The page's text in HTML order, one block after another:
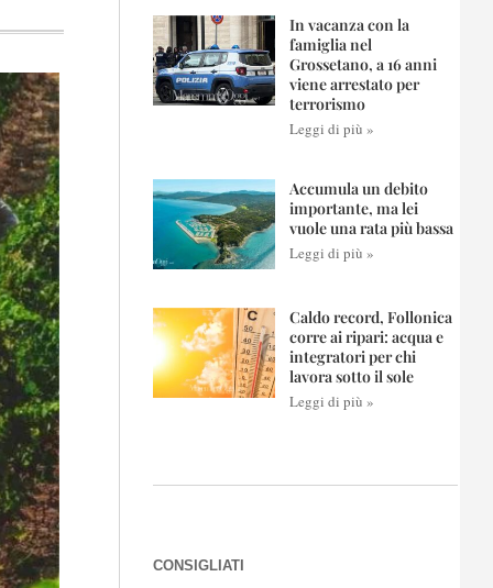
In vacanza con la
famiglia nel
Grossetano, a 16 anni
viene arrestato per
terrorismo
Leggi di più »
Accumula un debito
importante, ma lei
vuole una rata più bassa
Leggi di più »
Caldo record, Follonica
corre ai ripari: acqua e
integratori per chi
lavora sotto il sole
Leggi di più »
CONSIGLIATI